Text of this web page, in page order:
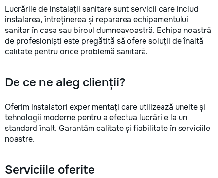
Lucrările de instalații sanitare sunt servicii care includ
instalarea, întreținerea și repararea echipamentului
sanitar în casa sau biroul dumneavoastră. Echipa noastră
de profesioniști este pregătită să ofere soluții de înaltă
calitate pentru orice problemă sanitară.
De ce ne aleg clienții?
Oferim instalatori experimentați care utilizează unelte și
tehnologii moderne pentru a efectua lucrările la un
standard înalt. Garantăm calitate și fiabilitate în serviciile
noastre.
Serviciile oferite